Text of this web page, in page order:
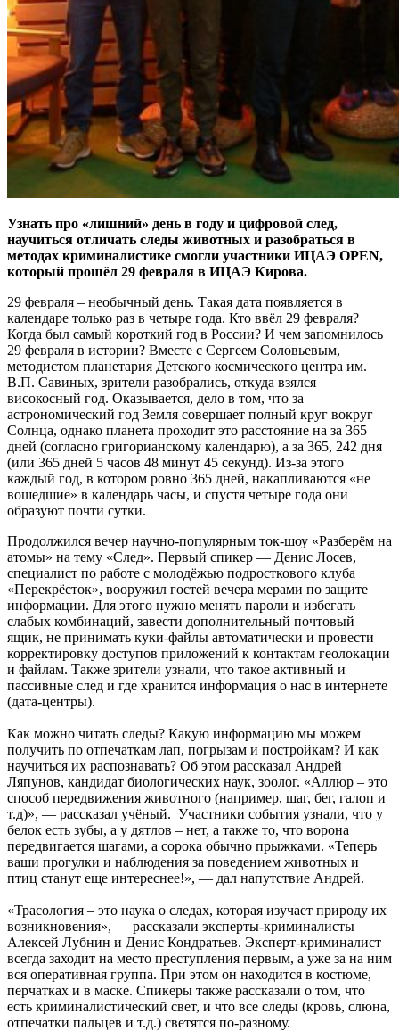
Узнать про «лишний» день в году и цифровой след,
научиться отличать следы животных и разобраться в
методах криминалистике смогли участники ИЦАЭ OPEN,
который прошёл 29 февраля в ИЦАЭ Кирова.
29 февраля – необычный день. Такая дата появляется в
календаре только раз в четыре года. Кто ввёл 29 февраля?
Когда был самый короткий год в России? И чем запомнилось
29 февраля в истории? Вместе с Сергеем Соловьевым,
методистом планетария Детского космического центра им.
В.П. Савиных, зрители разобрались, откуда взялся
високосный год. Оказывается, дело в том, что за
астрономический год Земля совершает полный круг вокруг
Солнца, однако планета проходит это расстояние на за 365
дней (согласно григорианскому календарю), а за 365, 242 дня
(или 365 дней 5 часов 48 минут 45 секунд). Из-за этого
каждый год, в котором ровно 365 дней, накапливаются «не
вошедшие» в календарь часы, и спустя четыре года они
образуют почти сутки.
Продолжился вечер научно-популярным ток-шоу «Разберём на
атомы» на тему «След». Первый спикер — Денис Лосев,
специалист по работе с молодёжью подросткового клуба
«Перекрёсток», вооружил гостей вечера мерами по защите
информации. Для этого нужно менять пароли и избегать
слабых комбинаций, завести дополнительный почтовый
ящик, не принимать куки-файлы автоматически и провести
корректировку доступов приложений к контактам геолокации
и файлам. Также зрители узнали, что такое активный и
пассивные след и где хранится информация о нас в интернете
(дата-центры).
Как можно читать следы? Какую информацию мы можем
получить по отпечаткам лап, погрызам и постройкам? И как
научиться их распознавать? Об этом рассказал Андрей
Ляпунов, кандидат биологических наук, зоолог. «Аллюр – это
способ передвижения животного (например, шаг, бег, галоп и
т.д)», — рассказал учёный. Участники события узнали, что у
белок есть зубы, а у дятлов – нет, а также то, что ворона
передвигается шагами, а сорока обычно прыжками. «Теперь
ваши прогулки и наблюдения за поведением животных и
птиц станут еще интереснее!», — дал напутствие Андрей.
«Трасология – это наука о следах, которая изучает природу их
возникновения», — рассказали эксперты-криминалисты
Алексей Лубнин и Денис Кондратьев. Эксперт-криминалист
всегда заходит на место преступления первым, а уже за на ним
вся оперативная группа. При этом он находится в костюме,
перчатках и в маске. Спикеры также рассказали о том, что
есть криминалистический свет, и что все следы (кровь, слюна,
отпечатки пальцев и т.д.) светятся по-разному.